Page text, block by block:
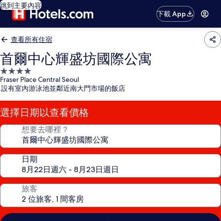
跳到主要內容
下載 App
查看所有住宿
首爾中心輝盛坊國際公寓
4.0
星
級
住
宿
Fraser Place Central Seoul
設有室內游泳池並鄰近南大門市場的飯店
選擇日期以查看價格
想要去哪裡？
日期
旅客